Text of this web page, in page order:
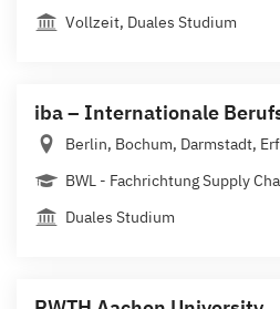
Vollzeit, Duales Studium
iba – Internationale
Berlin, Bochum, Darmstadt,
BWL - Fachrichtung Supply
Duales Studium